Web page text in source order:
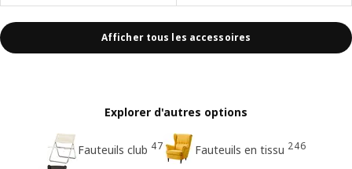
Afficher tous les accessoires
Explorer d'autres options
Fauteuils club 47 Fauteuils en tissu 246